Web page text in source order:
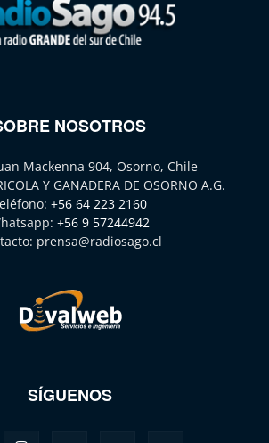
NOSOTROS
Mackenna 904, Osorno, Chile
Y GANADERA DE OSORNO A.G.
+56 64 223 2160
+56 9 57244942
prensa@radiosago.cl
SÍGUENOS